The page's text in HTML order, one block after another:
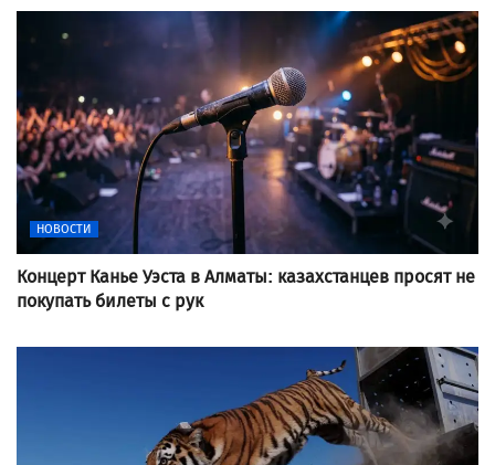
НОВОСТИ
Концерт Канье Уэста в Алматы: казахстанцев просят не
покупать билеты с рук